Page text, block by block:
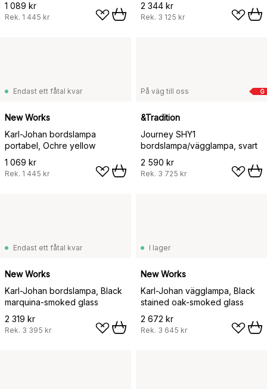
1 089 kr
Rek. 1 445 kr
2 344 kr
Rek. 3 125 kr
Endast ett fåtal kvar
New Works
Karl-Johan bordslampa
portabel, Ochre yellow
1 069 kr
Rek. 1 445 kr
G
På väg till oss
&Tradition
Journey SHY1
bordslampa/vägglampa, svart
2 590 kr
Rek. 3 725 kr
Endast ett fåtal kvar
New Works
Karl-Johan bordslampa, Black
marquina-smoked glass
2 319 kr
Rek. 3 395 kr
I lager
New Works
Karl-Johan vägglampa, Black
stained oak-smoked glass
2 672 kr
Rek. 3 645 kr